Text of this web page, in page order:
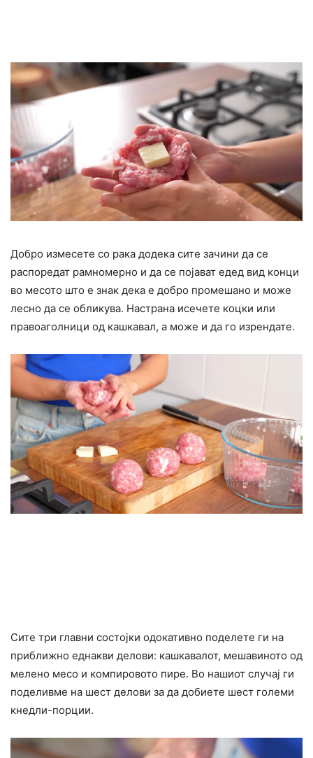
Добро измесете со рака додека сите зачини да се
распоредат рамномерно и да се појават едед вид конци
во месото што е знак дека е добро промешано и може
лесно да се обликува. Настрана исечете коцки или
правоаголници од кашкавал, а може и да го изрендате.
Сите три главни состојки одокативно поделете ги на
приближно еднакви делови: кашкавалот, мешавиното од
мелено месо и компировото пире. Во нашиот случај ги
поделивме на шест делови за да добиете шест големи
кнедли-порции.